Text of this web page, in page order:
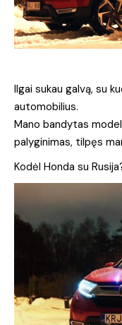
Ilgai sukau galvą, su
automobilius.
Mano bandytas
palyginimas, tilpęs
Kodėl Honda su